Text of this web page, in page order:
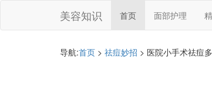
美容知识 首页 面部护理
导航:首页 > 祛痘妙招 > 医院小手术祛痘